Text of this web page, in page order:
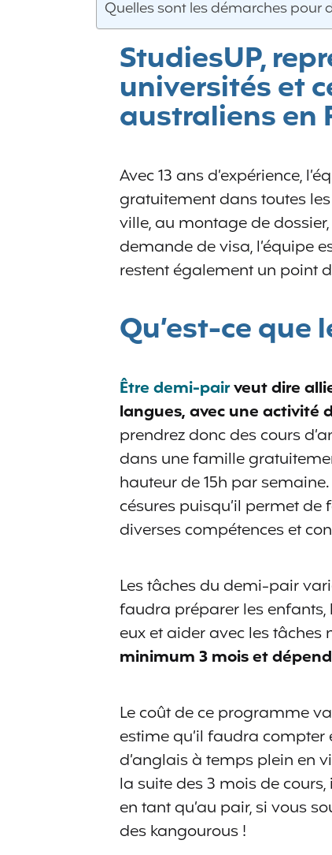
Quelles sont les démarches pour
StudiesUP,
universités et
australiens en
Avec 13 ans d’expérience,
gratuitement dans toutes
ville, au montage de
demande de visa, l’équipe
restent également un point
Qu’est-ce
Être demi-pairveut dire
langues, avec une activité
prendrez donc des cours
dans une famille
hauteur de 15h par
césures puisqu’il permet de
diverses compétences et
Les tâches du demi-pair
faudra préparer les enfants,
eux et aider avec les tâches
minimum 3 mois et
Le coût de ce programme
estime qu’il faudra
d’anglais à temps plein en
la suite des 3 mois de
en tant qu’au pair, si vous
des kangourous !